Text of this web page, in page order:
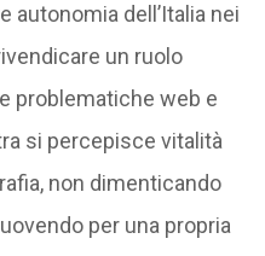
autonomia dell’Italia nei
un ruolo
problematiche web e
si percepisce vitalità
non dimenticando
per una propria